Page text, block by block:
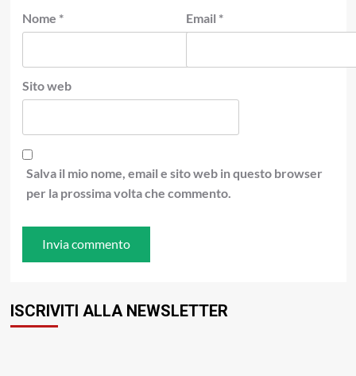
Nome * Email *
Sito web
Salva il mio nome, email e sito web in questo browser
per la prossima volta che commento.
ISCRIVITI ALLA NEWSLETTER